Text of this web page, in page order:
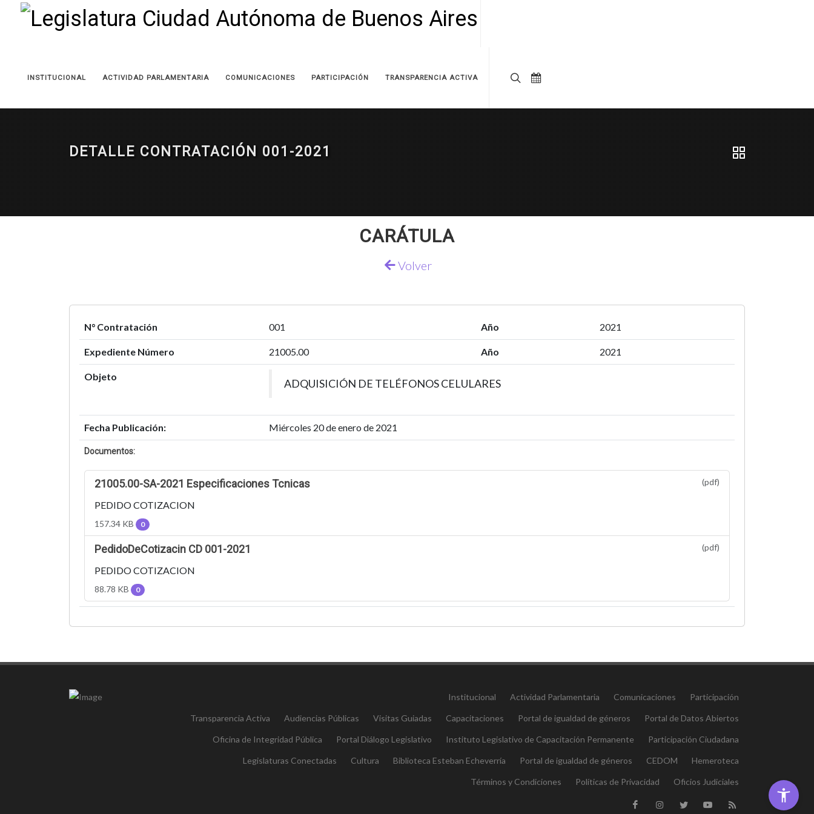
INSTITUCIONAL ACTIVIDAD PARLAMENTARIA COMUNICACIONES PARTICIPACIÓN TRANSPARENCIA ACTIVA
DETALLE CONTRATACIÓN 001-2021
CARÁTULA
Volver
N° Contratación 001 Año 2021
Expediente Número 21005.00 Año 2021
Objeto
ADQUISICIÓN DE TELÉFONOS CELULARES
Fecha Publicación: Miércoles 20 de enero de 2021
Documentos:
21005.00-SA-2021 Especificaciones Tcnicas (pdf)
PEDIDO COTIZACION
157.34 KB 0
PedidoDeCotizacin CD 001-2021 (pdf)
PEDIDO COTIZACION
88.78 KB 0
Institucional Actividad Parlamentaria Comunicaciones Participación
Transparencia Activa Audiencias Públicas Visitas Guiadas Capacitaciones Portal de igualdad de géneros Portal de Datos Abiertos
Oficina de Integridad Pública Portal Diálogo Legislativo Instituto Legislativo de Capacitación Permanente Participación Ciudadana
Legislaturas Conectadas Cultura Biblioteca Esteban Echeverría Portal de igualdad de géneros CEDOM Hemeroteca
Términos y Condiciones Políticas de Privacidad Oficios Judiciales